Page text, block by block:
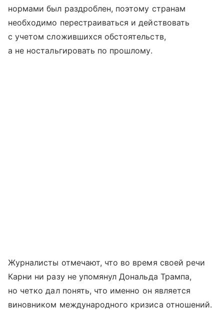
нормами был раздроблен, поэтому странам
необходимо перестраиваться и действовать
с учетом сложившихся обстоятельств,
а не ностальгировать по прошлому.
Журналисты отмечают, что во время своей речи
Карни ни разу не упомянул Дональда Трампа,
но четко дал понять, что именно он является
виновником международного кризиса отношений.